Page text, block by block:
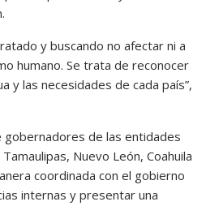
y buscando no afectar ni a
humano. Se trata de reconocer
y las necesidades de cada país”,
gobernadores de las entidades
Nuevo León, Coahuila
coordinada con el gobierno
internas y presentar una